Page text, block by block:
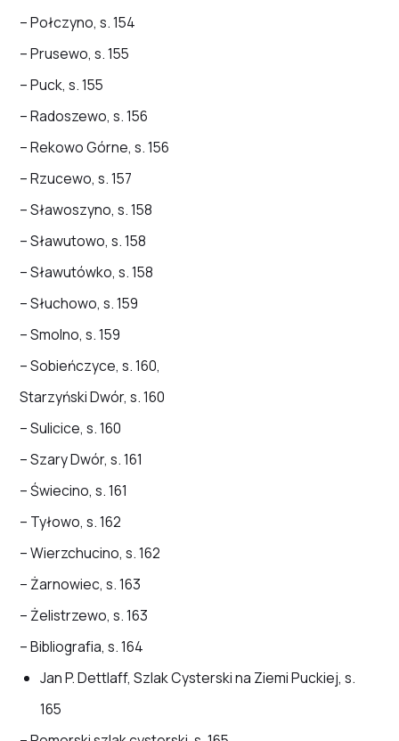
– Połczyno, s. 154
– Prusewo, s. 155
– Puck, s. 155
– Radoszewo, s. 156
– Rekowo Górne, s. 156
– Rzucewo, s. 157
– Sławoszyno, s. 158
– Sławutowo, s. 158
– Sławutówko, s. 158
– Słuchowo, s. 159
– Smolno, s. 159
– Sobieńczyce, s. 160,
Starzyński Dwór, s. 160
– Sulicice, s. 160
– Szary Dwór, s. 161
– Świecino, s. 161
– Tyłowo, s. 162
– Wierzchucino, s. 162
– Żarnowiec, s. 163
– Żelistrzewo, s. 163
– Bibliografia, s. 164
Jan P. Dettlaff, Szlak Cysterski na Ziemi Puckiej, s.
165